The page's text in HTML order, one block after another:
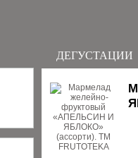
ДЕГУСТАЦИИ